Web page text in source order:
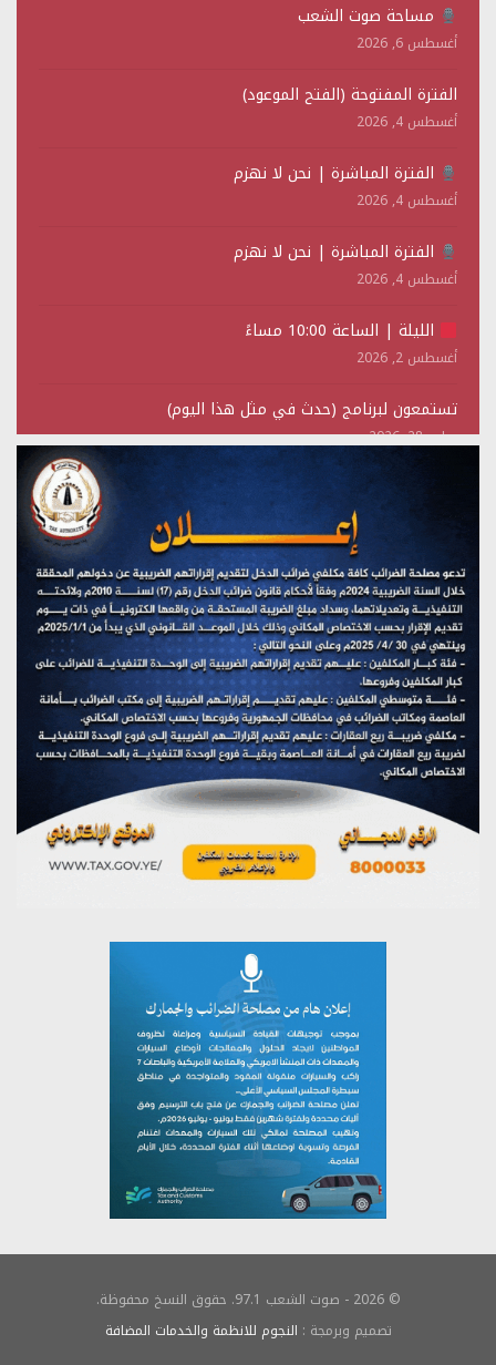
مساحة صوت الشعب
أغسطس 6, 2026
الفترة المفتوحة (الفتح الموعود)
أغسطس 4, 2026
الفترة المباشرة | نحن لا نهزم
أغسطس 4, 2026
الفترة المباشرة | نحن لا نهزم
أغسطس 4, 2026
الليلة | الساعة 10:00 مساءً
أغسطس 2, 2026
تستمعون لبرنامج (حدث في مثل هذا اليوم)
يوليو 28, 2026
(نحن لا نهزم) بث مباشر
تستمعون لبرنامج (هندسة الوهم)
يوليو 28, 2026
مؤتمر صحفي لمركز عين الإنسانية حول جرائم تحالف العدوان
على اليمن
يوليو 27, 2026
تستمعون لبرنامج (مع السيد القائد)
يوليو 26, 2026
© 2026 - صوت الشعب 97.1. حقوق النسخ محفوظة.
تصميم وبرمجة : النجوم للانظمة والخدمات المضافة